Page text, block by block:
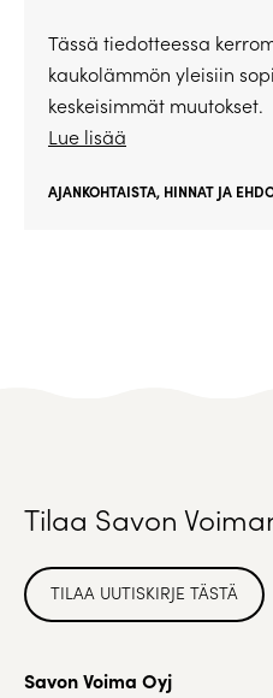
Tässä tiedotteessa
kaukolämmön yleisiin
keskeisimmät muutokset.
Lue lisää
AJANKOHTAISTA, HINNAT JA
Tilaa Savon
TILAA UUTISKIRJE TÄSTÄ
Savon Voima Oyj